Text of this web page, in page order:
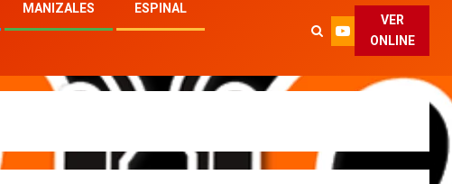
MANIZALES ESPINAL
VER
ONLINE